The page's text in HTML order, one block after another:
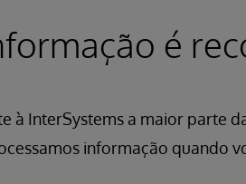
é
à InterSystems a maior parte
informação quando